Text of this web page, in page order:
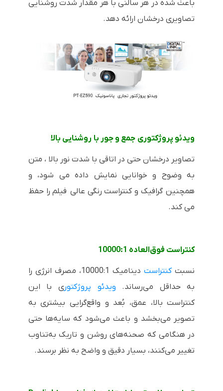
باعث شده در هر سالنی با هر مقدار شدت روشنایی
تصاویری درخشان ارائه دهد.
ویدئو پروژکتوری جمع و جور با روشنایی بالا
تصاویر درخشان حتی در اتاقی با شدت نور بالا ، متن
به وضوح و خوانایی نمایش داده می شود، و
همچنین گرافیک و کنتراست رنگی عالی فیلم را حفظ
می کند.
کنتراست فوق‌العاده 10000:1
نسبتکنتراست
دینامیک 10000:1، مصرف انرژی را
به حداقل می‌رساند. ویدئو پروژکتوری با این
کنتراست بالا، عمق، بُعد و واقع‌گرایی بیشتری به
تصویر می‌بخشد و باعث می‌شود که سایه‌ها حتی
در هنگامی‌ که صحنه‌های روشن و تاریک به‌تناوب
تغییر می‌کنند، بسیار دقیق و واضح به نظر برسند.